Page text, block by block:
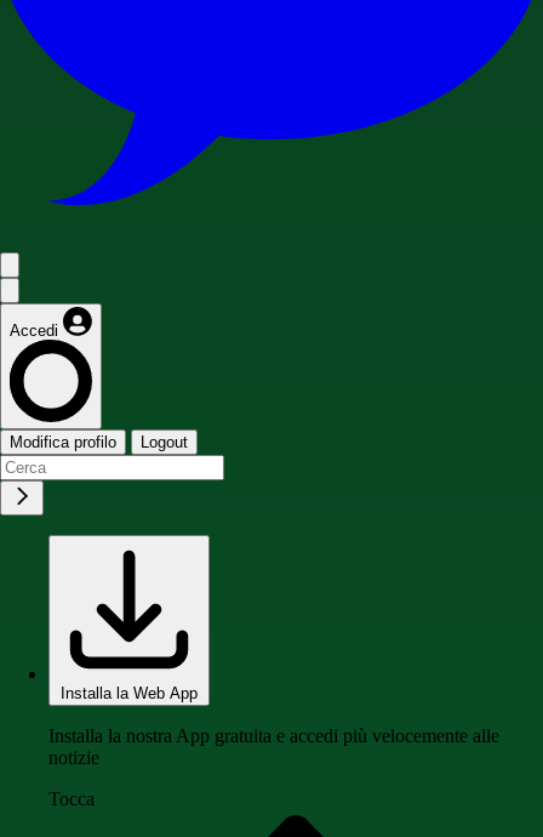
Accedi
Modifica profilo Logout
Installa la Web App
Installa la nostra App gratuita e accedi più velocemente alle
notizie
Tocca